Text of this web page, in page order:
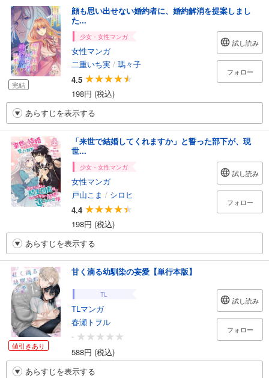
完結
顔も思い出せない婚約者に、婚約解消を提案しまし
た...
少女・女性マンガ
女性マンガ
二重いち実 / 瑪々子
4.5
198円 (税込)
試し読み
フォロー
あらすじを表示する
「来世で結婚してくれますか」と誓った部下が、現
世...
少女・女性マンガ
女性マンガ
戸山こま / シロヒ
4.4
198円 (税込)
試し読み
フォロー
あらすじを表示する
値引きあり
甘く滴る幼馴染の妄愛【単行本版】
TL
TLマンガ
春瀬トヲル
-
588円 (税込)
試し読み
フォロー
あらすじを表示する